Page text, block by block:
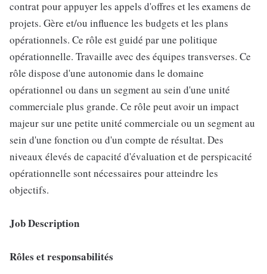
contrat pour appuyer les appels d'offres et les examens de
projets. Gère et/ou influence les budgets et les plans
opérationnels. Ce rôle est guidé par une politique
opérationnelle. Travaille avec des équipes transverses. Ce
rôle dispose d'une autonomie dans le domaine
opérationnel ou dans un segment au sein d'une unité
commerciale plus grande. Ce rôle peut avoir un impact
majeur sur une petite unité commerciale ou un segment au
sein d'une fonction ou d'un compte de résultat. Des
niveaux élevés de capacité d'évaluation et de perspicacité
opérationnelle sont nécessaires pour atteindre les
objectifs.
Job Description
Rôles et responsabilités